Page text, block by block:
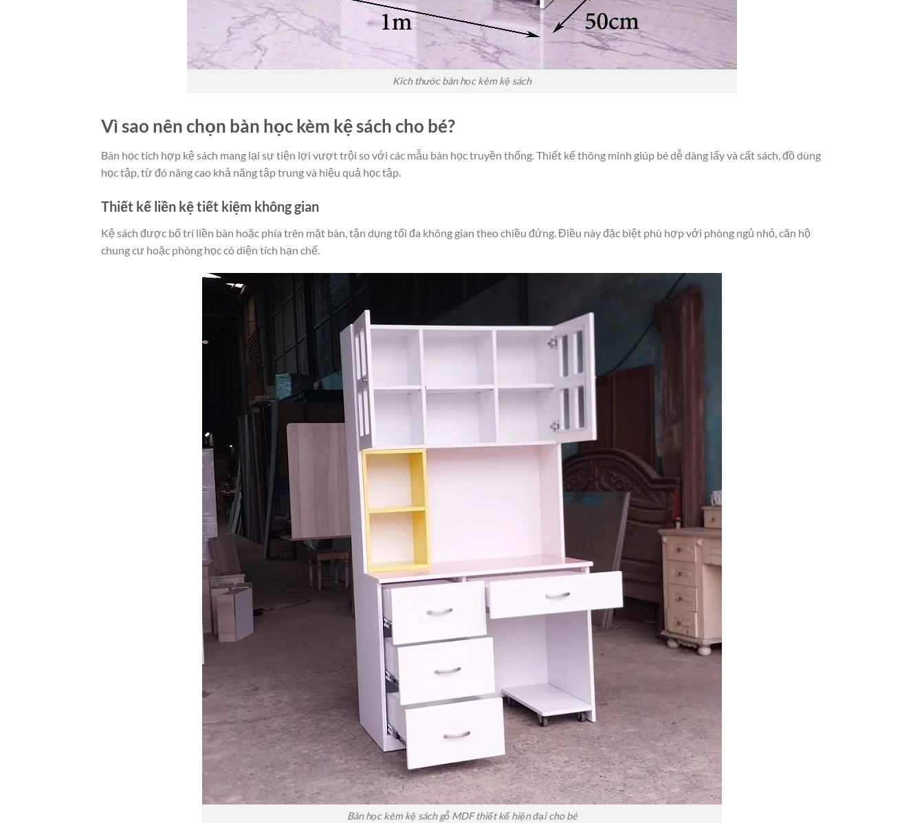
Kích thước bàn học kèm kệ sách
Vì sao nên chọn bàn học kèm kệ sách cho bé?
Bàn học tích hợp kệ sách mang lại sự tiện lợi vượt trội so với các mẫu bàn học truyền thống. Thiết kế thông minh giúp bé dễ dàng lấy và cất sách, đồ dùng
học tập, từ đó nâng cao khả năng tập trung và hiệu quả học tập.
Thiết kế liền kệ tiết kiệm không gian
Kệ sách được bố trí liền bàn hoặc phía trên mặt bàn, tận dụng tối đa không gian theo chiều đứng. Điều này đặc biệt phù hợp với phòng ngủ nhỏ, căn hộ
chung cư hoặc phòng học có diện tích hạn chế.
Bàn học kèm kệ sách gỗ MDF thiết kế hiện đại cho bé